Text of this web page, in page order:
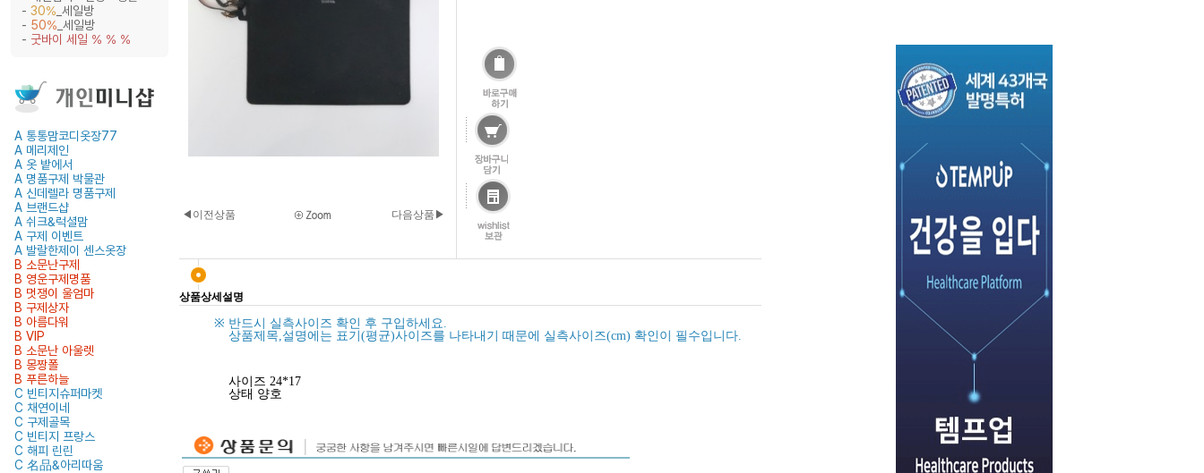
30% _세일방
50% _세일방
굿바이 세일 % % %
A 통통맘코디옷장77
A 메리제인
A 옷 밭에서
A 명품구제 박물관
A 신데렐라 명품구제
A 브랜드샵
A 쉬크&럭셜맘
A 구제 이벤트
A 발랄한제이 센스옷장
B 소문난구제
B 영운구제명품
B 멋쟁이 울엄마
B 구제상자
B 아름다워
B VIP
B 소문난 아울렛
B 몽짱폴
B 푸른하늘
C 빈티지슈퍼마켓
C 채연이네
C 구제골목
C 빈티지 프랑스
C 해피 린린
C 名品&아리따움
◀이전상품 다음상품▶
상품상세설명
※ 반드시 실측사이즈 확인 후 구입하세요.
상품제목,설명에는 표기(평균)사이즈를 나타내기 때문에 실측사이즈(cm) 확인이 필수입니다.
사이즈 24*17
상태 양호